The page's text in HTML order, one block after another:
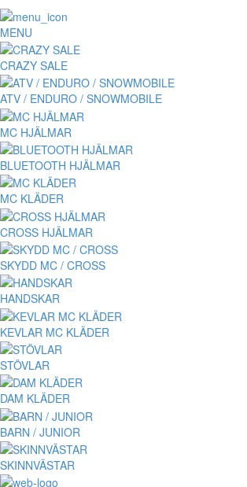
MENU
CRAZY SALE
ATV / ENDURO / SNOWMOBILE
MC HJÄLMAR
BLUETOOTH HJÄLMAR
MC KLÄDER
CROSS HJÄLMAR
SKYDD MC / CROSS
HANDSKAR
KEVLAR MC KLÄDER
STÖVLAR
DAM KLÄDER
BARN / JUNIOR
SKINNVÄSTAR